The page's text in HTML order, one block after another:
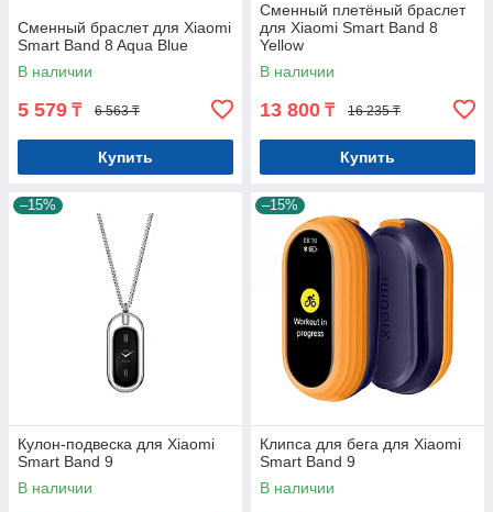
Сменный браслет для Xiaomi
Smart Band 8 Aqua Blue
В наличии
5 579 ₸ 6 563 ₸
Купить
Сменный плетёный браслет
для Xiaomi Smart Band 8
Yellow
В наличии
13 800 ₸ 16 235 ₸
Купить
–15%
Кулон-подвеска для Xiaomi
Smart Band 9
В наличии
–15%
Клипса для бега для Xiaomi
Smart Band 9
В наличии